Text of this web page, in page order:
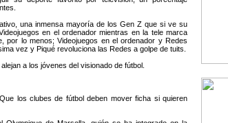
una inmensa mayoría de los Gen Z que si ve su
en el ordenador mientras en la tele marca
por lo menos; Videojuegos en el ordenador y Redes
vez y Piqué revoluciona las Redes a golpe de tuits.
a los jóvenes del visionado de fútbol.
los clubes de fútbol deben mover ficha si quieren